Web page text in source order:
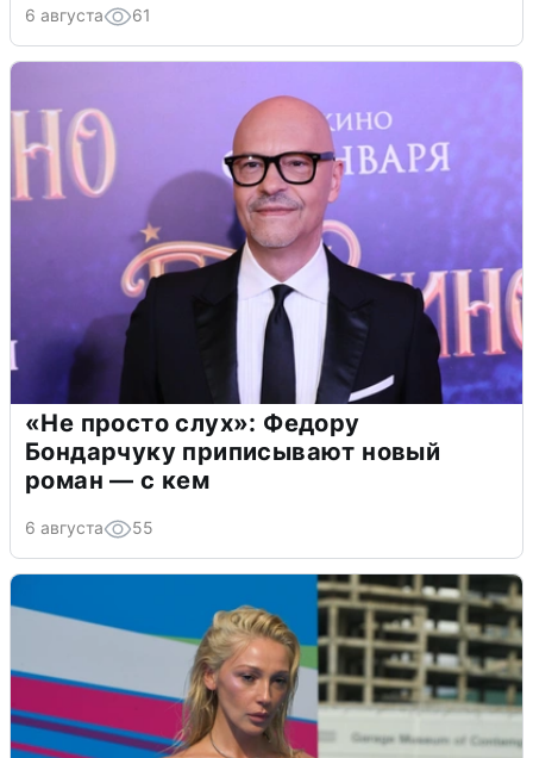
6 августа 61
«Не просто слух»: Федору
Бондарчуку приписывают новый
роман — с кем
6 августа 55